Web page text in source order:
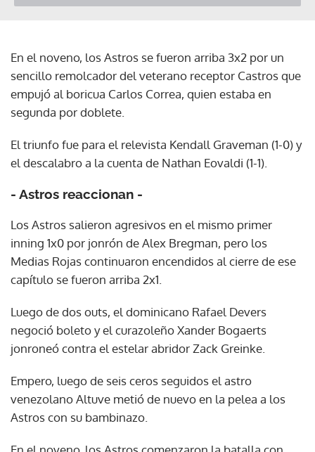
En el noveno, los Astros se fueron arriba 3x2 por un
sencillo remolcador del veterano receptor Castros que
empujó al boricua Carlos Correa, quien estaba en
segunda por doblete.
El triunfo fue para el relevista Kendall Graveman (1-0) y
el descalabro a la cuenta de Nathan Eovaldi (1-1).
- Astros reaccionan -
Los Astros salieron agresivos en el mismo primer
inning 1x0 por jonrón de Alex Bregman, pero los
Medias Rojas continuaron encendidos al cierre de ese
capítulo se fueron arriba 2x1.
Luego de dos outs, el dominicano Rafael Devers
negoció boleto y el curazoleño Xander Bogaerts
jonroneó contra el estelar abridor Zack Greinke.
Empero, luego de seis ceros seguidos el astro
venezolano Altuve metió de nuevo en la pelea a los
Astros con su bambinazo.